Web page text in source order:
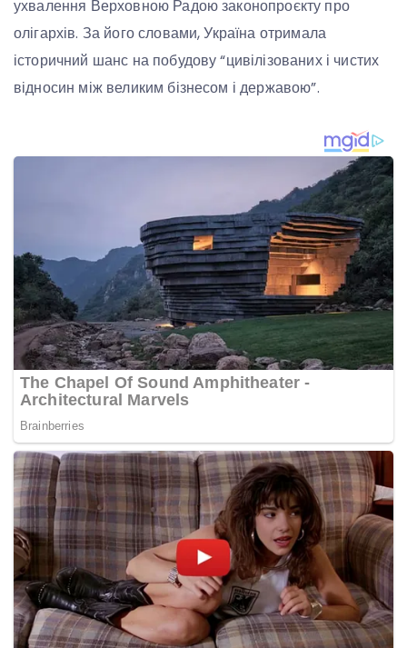
ухвалення Верховною Радою законопроєкту про
олігархів. За його словами, Україна отримала
історичний шанс на побудову “цивілізованих і чистих
відносин між великим бізнесом і державою”.